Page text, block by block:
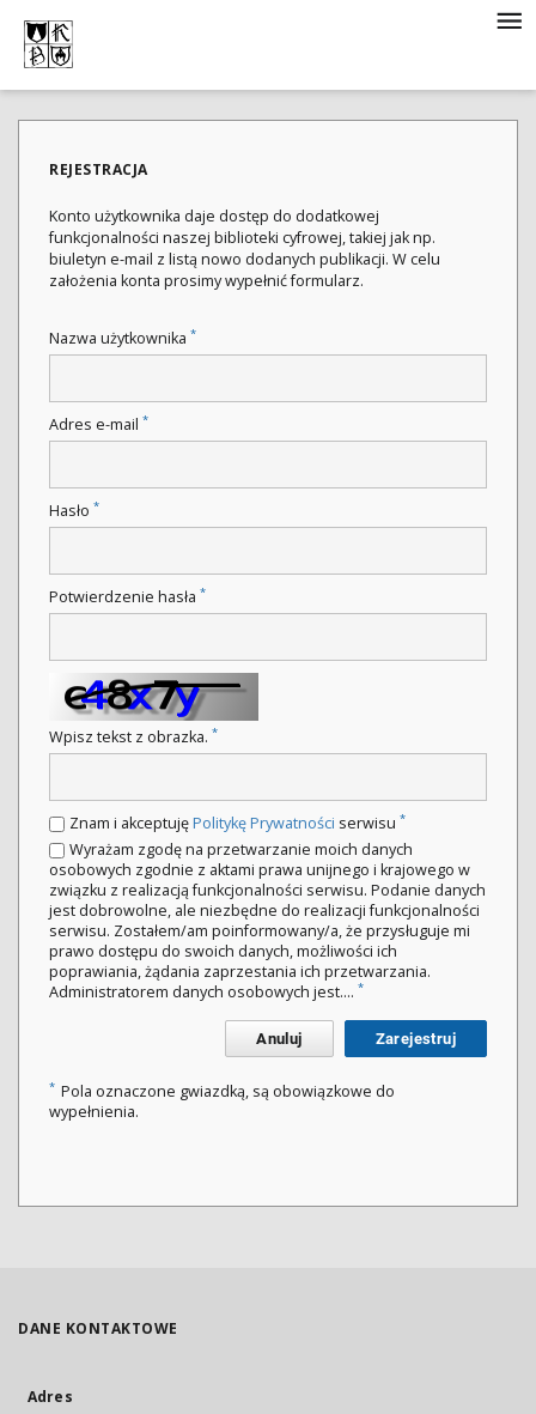
REJESTRACJA
Konto użytkownika daje dostęp do dodatkowej
funkcjonalności naszej biblioteki cyfrowej, takiej jak np.
biuletyn e-mail z listą nowo dodanych publikacji. W celu
założenia konta prosimy wypełnić formularz.
Nazwa użytkownika *
Adres e-mail *
Hasło *
Potwierdzenie hasła *
Wpisz tekst z obrazka. *
Znam i akceptujęPolitykę Prywatności serwisu *
Wyrażam zgodę na przetwarzanie moich danych
osobowych zgodnie z aktami prawa unijnego i krajowego w
związku z realizacją funkcjonalności serwisu. Podanie danych
jest dobrowolne, ale niezbędne do realizacji funkcjonalności
serwisu. Zostałem/am poinformowany/a, że przysługuje mi
prawo dostępu do swoich danych, możliwości ich
poprawiania, żądania zaprzestania ich przetwarzania.
Administratorem danych osobowych jest.... *
Anuluj Zarejestruj
* Pola oznaczone gwiazdką, są obowiązkowe do
wypełnienia.
DANE KONTAKTOWE
Adres